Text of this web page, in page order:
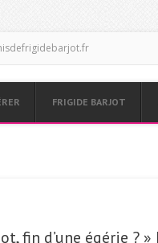
FRIGIDE BARJOT
fin d’une égérie ?